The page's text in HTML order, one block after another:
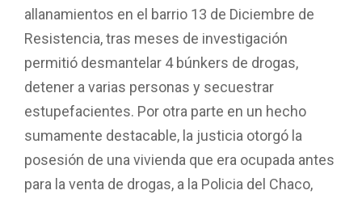
allanamientos en el barrio 13 de Diciembre de
Resistencia, tras meses de investigación
permitió desmantelar 4 búnkers de drogas,
detener a varias personas y secuestrar
estupefacientes. Por otra parte en un hecho
sumamente destacable, la justicia otorgó la
posesión de una vivienda que era ocupada antes
para la venta de drogas, a la Policia del Chaco,